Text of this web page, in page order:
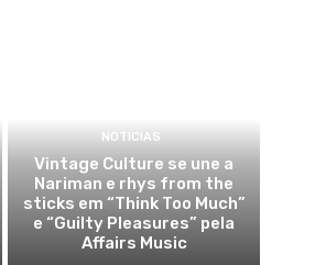
NOTICIAS
Vintage Culture se une a
Nariman e rhys from the
sticks em “Think Too Much”
e “Guilty Pleasures” pela
Affairs Music